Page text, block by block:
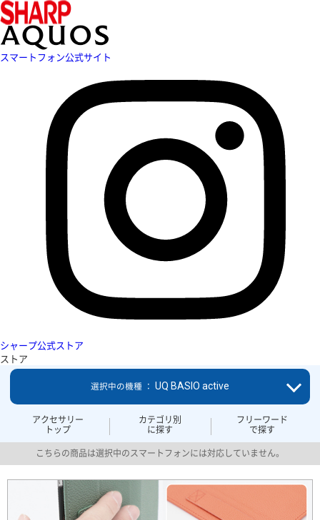
スマートフォン公式サイト
シャープ公式ストア
ストア
アクセサリー
トップ
カテゴリ別
に探す
フリーワード
で探す
選択中の機種 ： UQ BASIO active
こちらの商品は選択中のスマートフォンには対応していません。